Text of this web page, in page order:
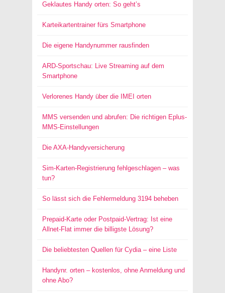
Geklautes Handy orten: So geht’s
Karteikartentrainer fürs Smartphone
Die eigene Handynummer rausfinden
ARD-Sportschau: Live Streaming auf dem
Smartphone
Verlorenes Handy über die IMEI orten
MMS versenden und abrufen: Die richtigen Eplus-
MMS-Einstellungen
Die AXA-Handyversicherung
Sim-Karten-Registrierung fehlgeschlagen – was
tun?
So lässt sich die Fehlermeldung 3194 beheben
Prepaid-Karte oder Postpaid-Vertrag: Ist eine
Allnet-Flat immer die billigste Lösung?
Die beliebtesten Quellen für Cydia – eine Liste
Handynr. orten – kostenlos, ohne Anmeldung und
ohne Abo?